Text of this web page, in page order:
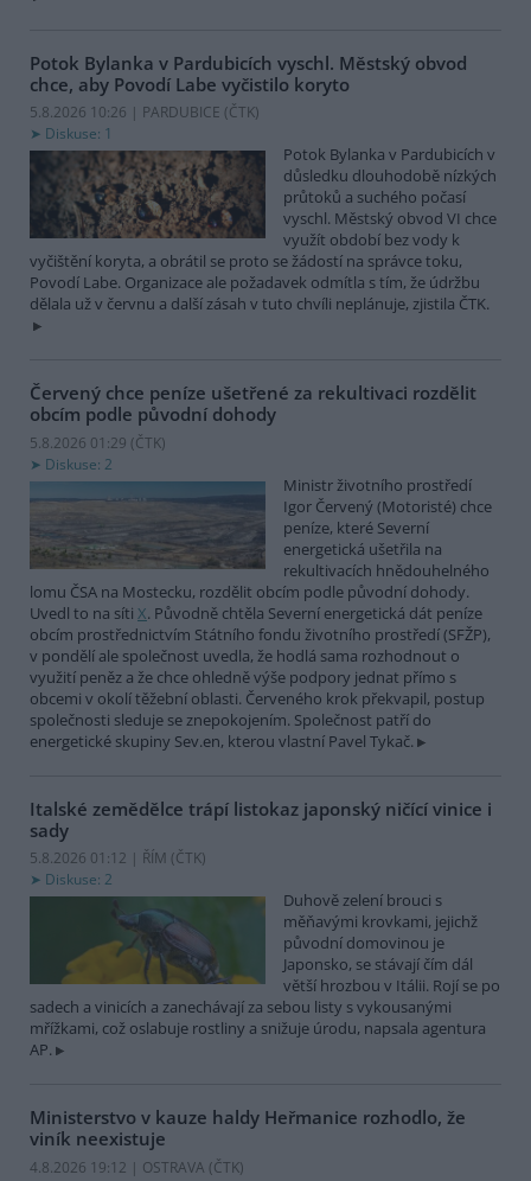
Potok Bylanka v Pardubicích vyschl. Městský obvod
chce, aby Povodí Labe vyčistilo koryto
5.8.2026 10:26 | PARDUBICE (ČTK)
Diskuse: 1
Potok Bylanka v Pardubicích v
důsledku dlouhodobě nízkých
průtoků a suchého počasí
vyschl. Městský obvod VI chce
využít období bez vody k
vyčištění koryta, a obrátil se proto se žádostí na správce toku,
Povodí Labe. Organizace ale požadavek odmítla s tím, že údržbu
dělala už v červnu a další zásah v tuto chvíli neplánuje, zjistila ČTK.
Červený chce peníze ušetřené za rekultivaci rozdělit
obcím podle původní dohody
5.8.2026 01:29 (ČTK)
Diskuse: 2
Ministr životního prostředí
Igor Červený (Motoristé) chce
peníze, které Severní
energetická ušetřila na
rekultivacích hnědouhelného
lomu ČSA na Mostecku, rozdělit obcím podle původní dohody.
Uvedl to na síti X. Původně chtěla Severní energetická dát peníze
obcím prostřednictvím Státního fondu životního prostředí (SFŽP),
v pondělí ale společnost uvedla, že hodlá sama rozhodnout o
využití peněz a že chce ohledně výše podpory jednat přímo s
obcemi v okolí těžební oblasti. Červeného krok překvapil, postup
společnosti sleduje se znepokojením. Společnost patří do
energetické skupiny Sev.en, kterou vlastní Pavel Tykač.
Italské zemědělce trápí listokaz japonský ničící vinice i
sady
5.8.2026 01:12 | ŘÍM (ČTK)
Diskuse: 2
Duhově zelení brouci s
měňavými krovkami, jejichž
původní domovinou je
Japonsko, se stávají čím dál
větší hrozbou v Itálii. Rojí se po
sadech a vinicích a zanechávají za sebou listy s vykousanými
mřížkami, což oslabuje rostliny a snižuje úrodu, napsala agentura
AP.
Ministerstvo v kauze haldy Heřmanice rozhodlo, že
viník neexistuje
4.8.2026 19:12 | OSTRAVA (ČTK)